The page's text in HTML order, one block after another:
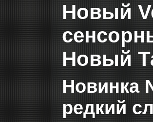
Новый
Новый
Новинка
редкий